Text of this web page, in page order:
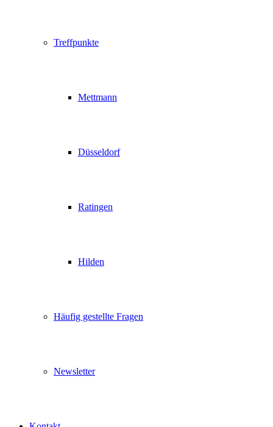
Treffpunkte
Mettmann
Düsseldorf
Ratingen
Hilden
Häufig gestellte Fragen
Newsletter